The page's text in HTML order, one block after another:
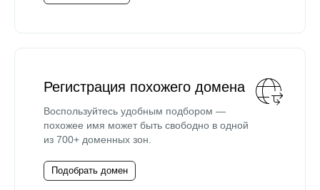
Регистрация похожего домена
Воспользуйтесь удобным подбором —
похожее имя может быть свободно в одной
из 700+ доменных зон.
Подобрать домен